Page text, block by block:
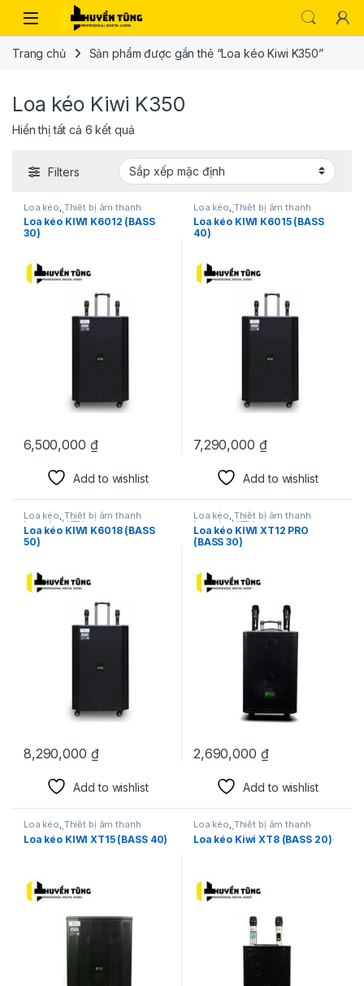
Trang chủ Sản phẩm được gắn thẻ “Loa kéo Kiwi K350”
Loa kéo Kiwi K350
Hiển thị tất cả 6 kết quả
Filters
Loa kéo Thiết bị âm thanh
karaoke | KTV
Loa kéo KIWI K6012 (BASS
30)
6,500,000 ₫
Add to wishlist
Loa kéo Thiết bị âm thanh
karaoke | KTV
Loa kéo KIWI K6015 (BASS
40)
7,290,000 ₫
Add to wishlist
Loa kéo, Thiết bị âm thanh
karaoke | KTV
Loa kéo KIWI K6018 (BASS
50)
8,290,000 ₫
Add to wishlist
Loa kéo, Thiết bị âm thanh
karaoke | KTV
Loa kéo KIWI XT12 PRO
(BASS 30)
2,690,000 ₫
Add to wishlist
Loa kéo, Thiết bị âm thanh
karaoke | KTV
Loa kéo KIWI XT15 (BASS 40)
Loa kéo, Thiết bị âm thanh
karaoke | KTV
Loa kéo Kiwi XT8 (BASS 20)